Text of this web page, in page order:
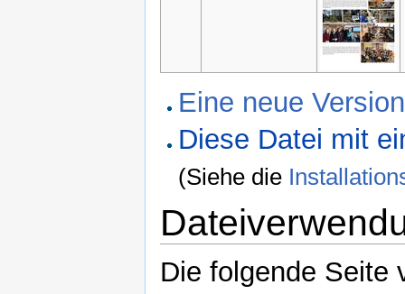
Eine neue
Diese Datei mit
(Siehe die
Die folgende Seite